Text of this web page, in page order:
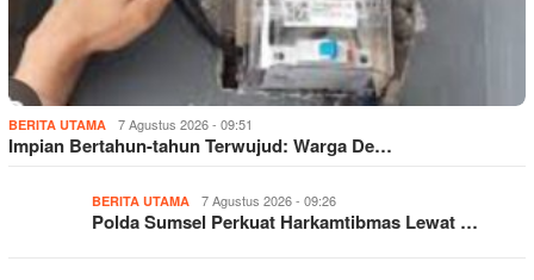
BERITA UTAMA 7 Agustus 2026 - 09:51
Impian Bertahun-tahun Terwujud: Warga De…
BERITA UTAMA 7 Agustus 2026 - 09:26
Polda Sumsel Perkuat Harkamtibmas Lewat …